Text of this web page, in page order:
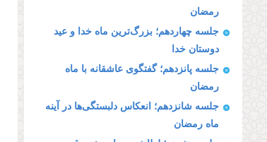
رمضان
جلسه چهاردهم؛ بزرگ‌ترین ماه خدا و عید
دوستان خدا
جلسه پانزدهم؛ گفتگوی عاشقانه با ماه
رمضان
جلسه شانزدهم؛ انعکاس دلبستگی‌ها در آینه
ماه رمضان